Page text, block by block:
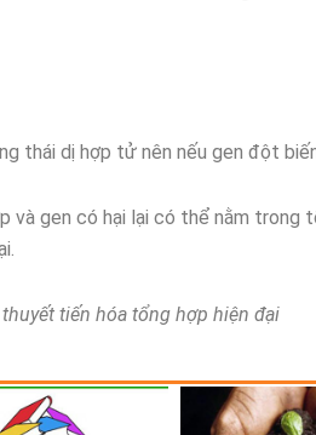
thái dị hợp tử nên nếu gen đột
và gen có hại lại có thể nằm trong
tiến hóa tổng hợp hiện đại